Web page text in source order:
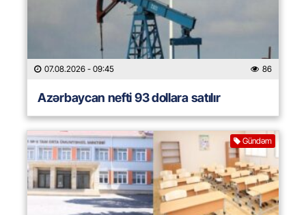
07.08.2026 - 09:45 86
Azərbaycan nefti 93 dollara satılır
Gündəm